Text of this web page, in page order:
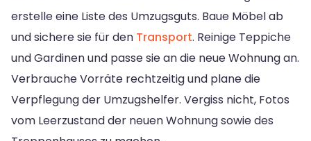
erstelle eine Liste des Umzugsguts. Baue Möbel ab
und sichere sie für den Transport. Reinige Teppiche
und Gardinen und passe sie an die neue Wohnung an.
Verbrauche Vorräte rechtzeitig und plane die
Verpflegung der Umzugshelfer. Vergiss nicht, Fotos
vom Leerzustand der neuen Wohnung sowie des